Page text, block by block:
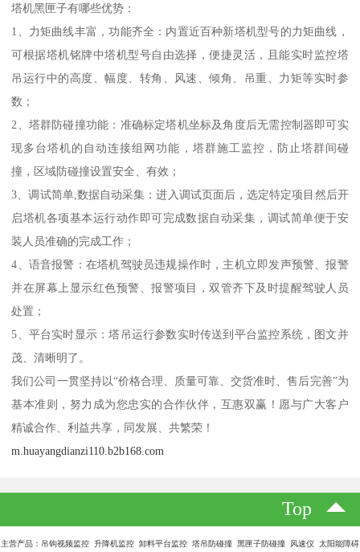
塔机黑匣子有哪些优势：
1、力矩曲线丰富，功能齐全：内置近百种新塔机型号的力矩曲线，
可根据塔机铭牌中塔机型号自由选择，便捷灵活，且能实时监控塔
吊运行中的高度、幅度、转角、风速、倾角、吊重、力矩等实时参
数；
2、塔群防碰撞功能：准确标定塔机坐标及角度后无需控制器即可实
现多台塔机的自动连接组网功能，塔群施工监控，防止塔群间碰
撞，区域防碰撞设置安全、有效；
3、调试简单,数据自动采集：进入调试页面后，选定特定项目然后开
启塔机各项基本运行动作即可完成数据自动采集，调试简单便于安
装人员准确的完成工作；
4、语音报警：在塔机驾驶员违规操作时，主机立即发声预警、报警
并在屏幕上显示红色预警、报警项目，双管齐下及时提醒驾驶人员
处置；
5、平台实时显示：塔吊运行参数实时传送到平台监控系统，图文并
茂、清晰明了。
我们公司一贯坚持以“价格合理、质量可靠、交货准时、售后完善”为
基本准则，努力成为您忠实的合作伙伴，互惠双赢！愿与广大客户
精诚合作、利益共享，同发展、共繁荣！
m.huayangdianzi110.b2b168.com
Top
主营产品：吊钩视频监控 升降机监控 卸料平台监控 塔吊防碰撞 黑匣子防碰撞 风速仪 太阳能障碍